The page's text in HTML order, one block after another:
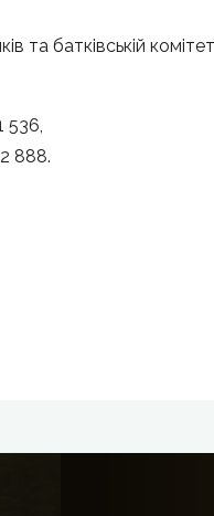
та батківській
536,
888.